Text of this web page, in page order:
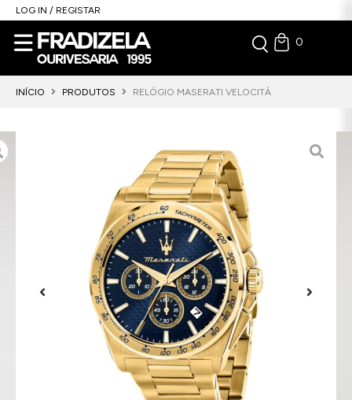
LOG IN / REGISTAR
0
INÍCIO PRODUTOS RELÓGIO MASERATI VELOCITÀ